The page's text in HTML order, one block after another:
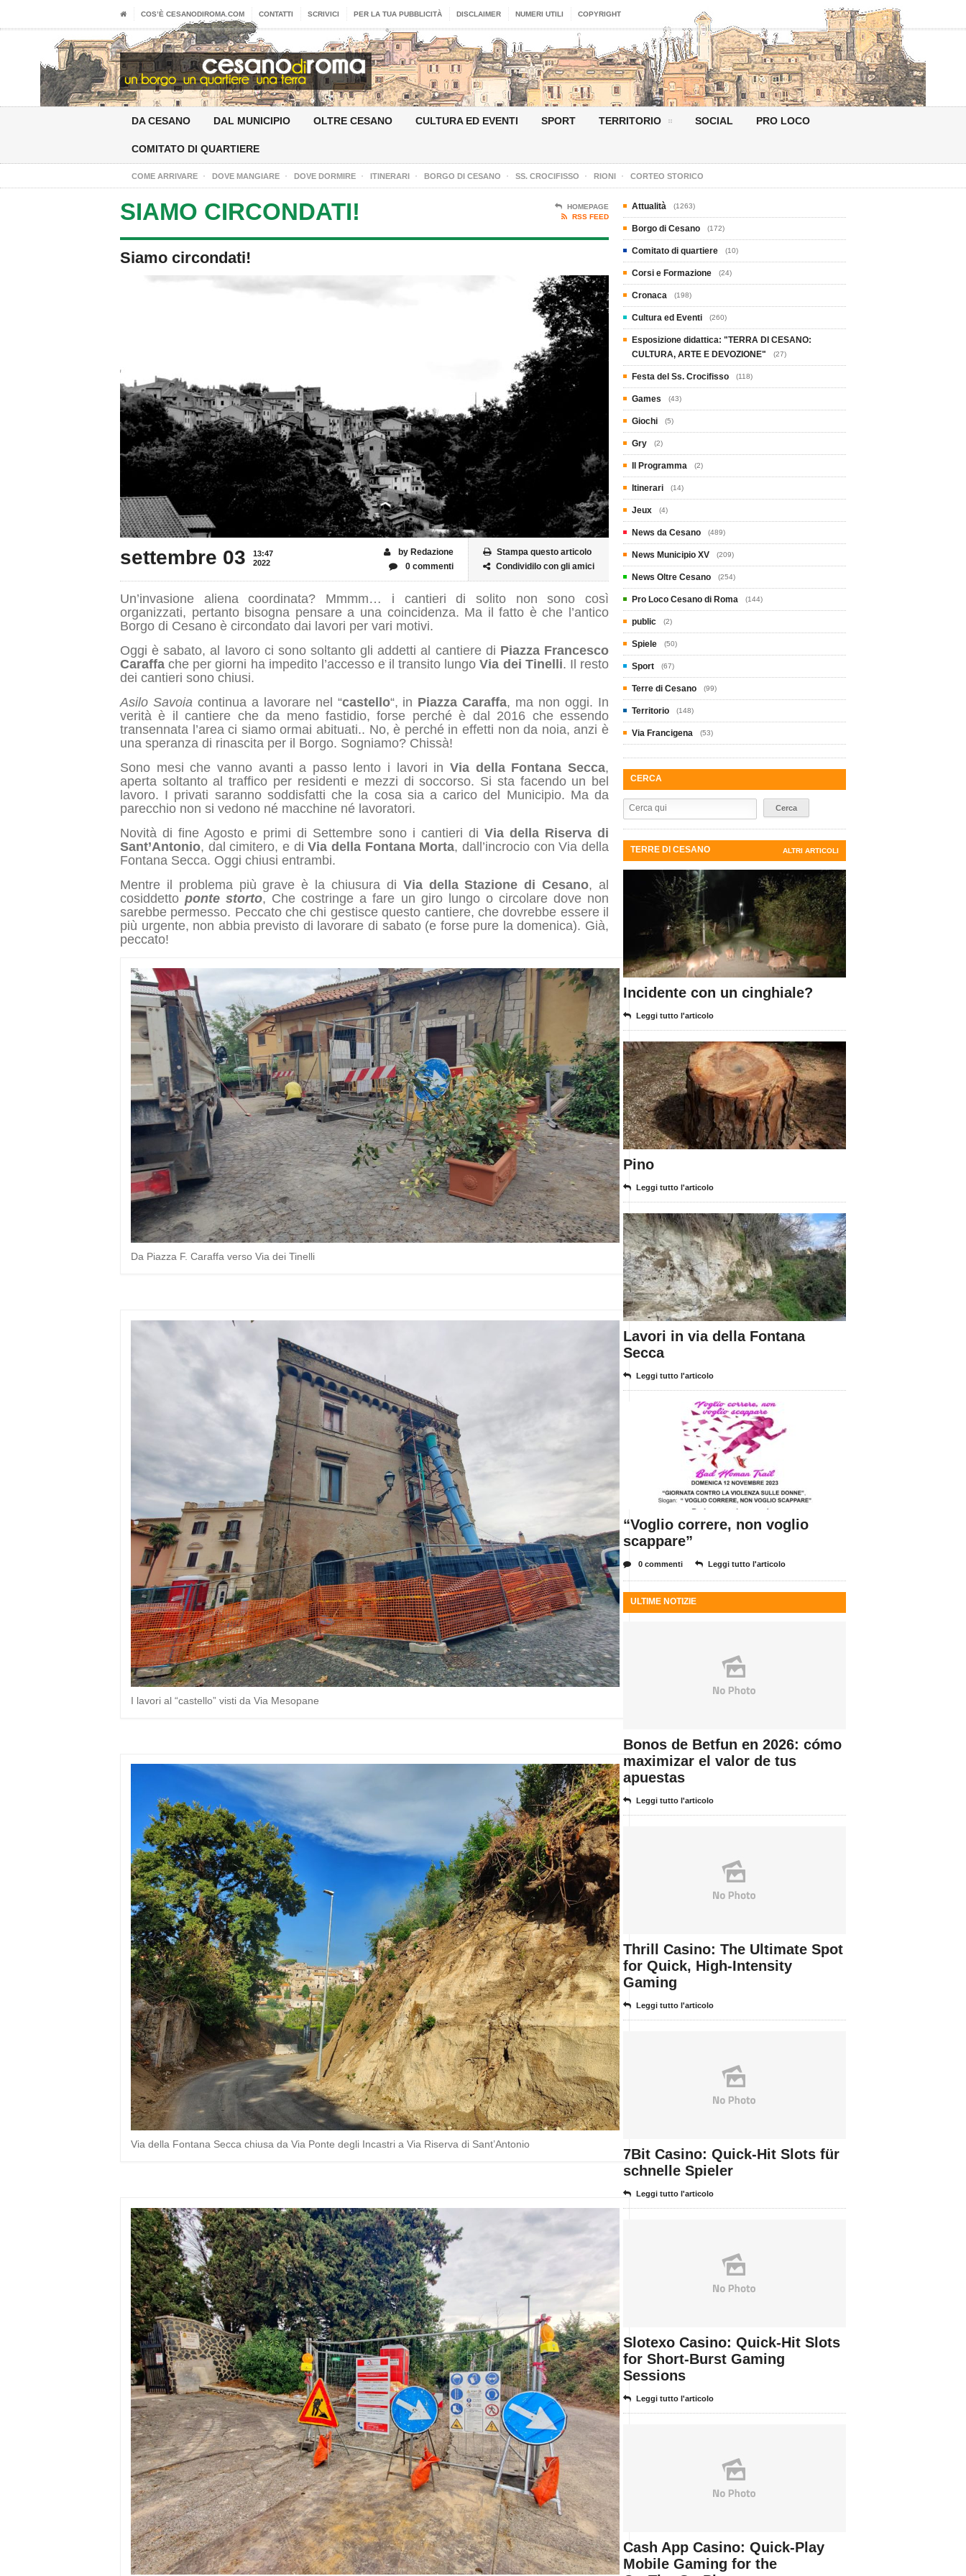
COS’È CESANODIROMA.COM CONTATTI SCRIVICI PER LA TUA PUBBLICITÀ DISCLAIMER NUMERI UTILI COPYRIGHT
DA CESANO DAL MUNICIPIO OLTRE CESANO CULTURA ED EVENTI SPORT TERRITORIO SOCIAL PRO LOCO
COMITATO DI QUARTIERE
COME ARRIVARE DOVE MANGIARE DOVE DORMIRE ITINERARI BORGO DI CESANO SS. CROCIFISSO RIONI CORTEO STORICO
SIAMO CIRCONDATI!
HOMEPAGE
RSS FEED
Siamo circondati!
settembre 03
13:47
2022
Stampa questo articolo
Condividilo con gli amici
by Redazione
0 commenti
Un’invasione aliena coordinata? Mmmm… i cantieri di solito non sono così
organizzati, pertanto bisogna pensare a una coincidenza. Ma il fatto è che l’antico
Borgo di Cesano è circondato dai lavori per vari motivi.
Oggi è sabato, al lavoro ci sono soltanto gli addetti al cantiere di Piazza Francesco
Caraffa che per giorni ha impedito l’accesso e il transito lungoVia dei Tinelli. Il resto
dei cantieri sono chiusi.
Asilo Savoiacontinua a lavorare nel “castello“, in Piazza Caraffa, ma non oggi. In
verità è il cantiere che da meno fastidio, forse perché è dal 2016 che essendo
transennata l’area ci siamo ormai abituati.. No, è perché in effetti non da noia, anzi è
una speranza di rinascita per il Borgo. Sogniamo? Chissà!
Sono mesi che vanno avanti a passo lento i lavori inVia della Fontana Secca,
aperta soltanto al traffico per residenti e mezzi di soccorso. Si sta facendo un bel
lavoro. I privati saranno soddisfatti che la cosa sia a carico del Municipio. Ma da
parecchio non si vedono né macchine né lavoratori.
Novità di fine Agosto e primi di Settembre sono i cantieri di Via della Riserva di
Sant’Antonio, dal cimitero, e diVia della Fontana Morta, dall’incrocio con Via della
Fontana Secca. Oggi chiusi entrambi.
Mentre il problema più grave è la chiusura di Via della Stazione di Cesano, al
cosiddettoponte storto, Che costringe a fare un giro lungo o circolare dove non
sarebbe permesso. Peccato che chi gestisce questo cantiere, che dovrebbe essere il
più urgente, non abbia previsto di lavorare di sabato (e forse pure la domenica). Già,
peccato!
Da Piazza F. Caraffa verso Via dei Tinelli
I lavori al “castello” visti da Via Mesopane
Via della Fontana Secca chiusa da Via Ponte degli Incastri a Via Riserva di Sant’Antonio
Attualità (1263)
Borgo di Cesano (172)
Comitato di quartiere (10)
Corsi e Formazione (24)
Cronaca (198)
Cultura ed Eventi (260)
Esposizione didattica: "TERRA DI CESANO:
CULTURA, ARTE E DEVOZIONE"
(27)
Festa del Ss. Crocifisso (118)
Games (43)
Giochi (5)
Gry (2)
Il Programma (2)
Itinerari (14)
Jeux (4)
News da Cesano (489)
News Municipio XV (209)
News Oltre Cesano (254)
Pro Loco Cesano di Roma (144)
public (2)
Spiele (50)
Sport (67)
Terre di Cesano (99)
Territorio (148)
Via Francigena (53)
CERCA
TERRE DI CESANO ALTRI ARTICOLI
Incidente con un cinghiale?
Leggi tutto l'articolo
Pino
Leggi tutto l'articolo
Lavori in via della Fontana
Secca
Leggi tutto l'articolo
“Voglio correre, non voglio
scappare”
0 commenti Leggi tutto l'articolo
ULTIME NOTIZIE
Bonos de Betfun en 2026: cómo
maximizar el valor de tus
apuestas
Leggi tutto l'articolo
Thrill Casino: The Ultimate Spot
for Quick, High‑Intensity
Gaming
Leggi tutto l'articolo
7Bit Casino: Quick‑Hit Slots für
schnelle Spieler
Leggi tutto l'articolo
Slotexo Casino: Quick‑Hit Slots
for Short‑Burst Gaming
Sessions
Leggi tutto l'articolo
Cash App Casino: Quick‑Play
Mobile Gaming for the